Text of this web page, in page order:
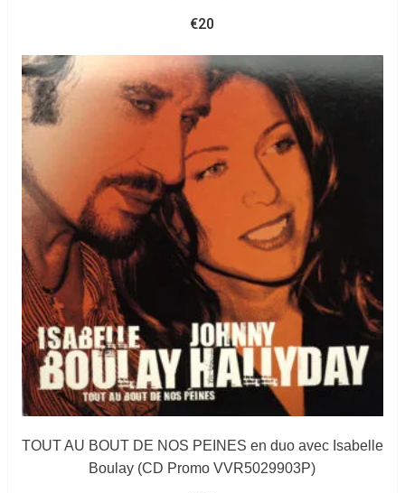
€20
TOUT AU BOUT DE NOS PEINES en duo avec Isabelle
Boulay (CD Promo VVR5029903P)